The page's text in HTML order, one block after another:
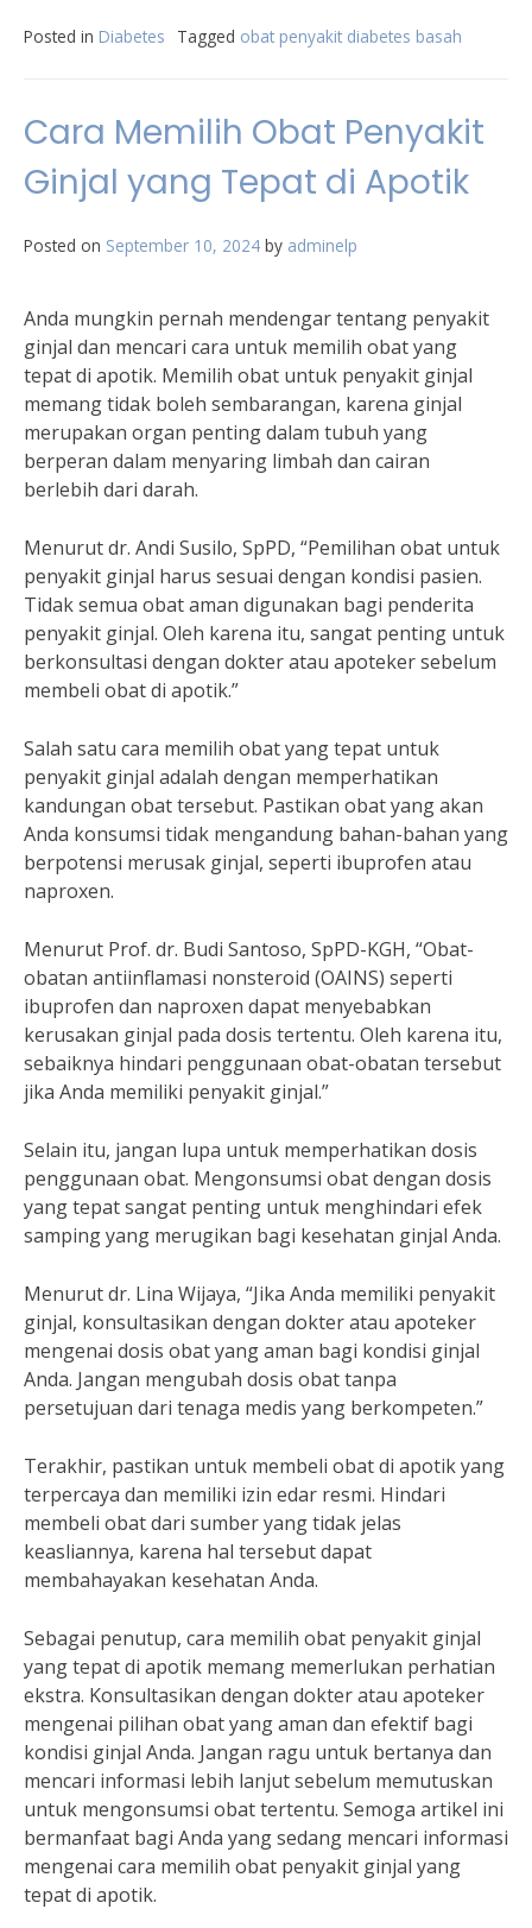
Posted in Diabetes Tagged obat penyakit diabetes basah
Cara Memilih Obat Penyakit
Ginjal yang Tepat di Apotik
Posted on September 10, 2024 by adminelp
Anda mungkin pernah mendengar tentang penyakit
ginjal dan mencari cara untuk memilih obat yang
tepat di apotik. Memilih obat untuk penyakit ginjal
memang tidak boleh sembarangan, karena ginjal
merupakan organ penting dalam tubuh yang
berperan dalam menyaring limbah dan cairan
berlebih dari darah.
Menurut dr. Andi Susilo, SpPD, “Pemilihan obat untuk
penyakit ginjal harus sesuai dengan kondisi pasien.
Tidak semua obat aman digunakan bagi penderita
penyakit ginjal. Oleh karena itu, sangat penting untuk
berkonsultasi dengan dokter atau apoteker sebelum
membeli obat di apotik.”
Salah satu cara memilih obat yang tepat untuk
penyakit ginjal adalah dengan memperhatikan
kandungan obat tersebut. Pastikan obat yang akan
Anda konsumsi tidak mengandung bahan-bahan yang
berpotensi merusak ginjal, seperti ibuprofen atau
naproxen.
Menurut Prof. dr. Budi Santoso, SpPD-KGH, “Obat-
obatan antiinflamasi nonsteroid (OAINS) seperti
ibuprofen dan naproxen dapat menyebabkan
kerusakan ginjal pada dosis tertentu. Oleh karena itu,
sebaiknya hindari penggunaan obat-obatan tersebut
jika Anda memiliki penyakit ginjal.”
Selain itu, jangan lupa untuk memperhatikan dosis
penggunaan obat. Mengonsumsi obat dengan dosis
yang tepat sangat penting untuk menghindari efek
samping yang merugikan bagi kesehatan ginjal Anda.
Menurut dr. Lina Wijaya, “Jika Anda memiliki penyakit
ginjal, konsultasikan dengan dokter atau apoteker
mengenai dosis obat yang aman bagi kondisi ginjal
Anda. Jangan mengubah dosis obat tanpa
persetujuan dari tenaga medis yang berkompeten.”
Terakhir, pastikan untuk membeli obat di apotik yang
terpercaya dan memiliki izin edar resmi. Hindari
membeli obat dari sumber yang tidak jelas
keasliannya, karena hal tersebut dapat
membahayakan kesehatan Anda.
Sebagai penutup, cara memilih obat penyakit ginjal
yang tepat di apotik memang memerlukan perhatian
ekstra. Konsultasikan dengan dokter atau apoteker
mengenai pilihan obat yang aman dan efektif bagi
kondisi ginjal Anda. Jangan ragu untuk bertanya dan
mencari informasi lebih lanjut sebelum memutuskan
untuk mengonsumsi obat tertentu. Semoga artikel ini
bermanfaat bagi Anda yang sedang mencari informasi
mengenai cara memilih obat penyakit ginjal yang
tepat di apotik.